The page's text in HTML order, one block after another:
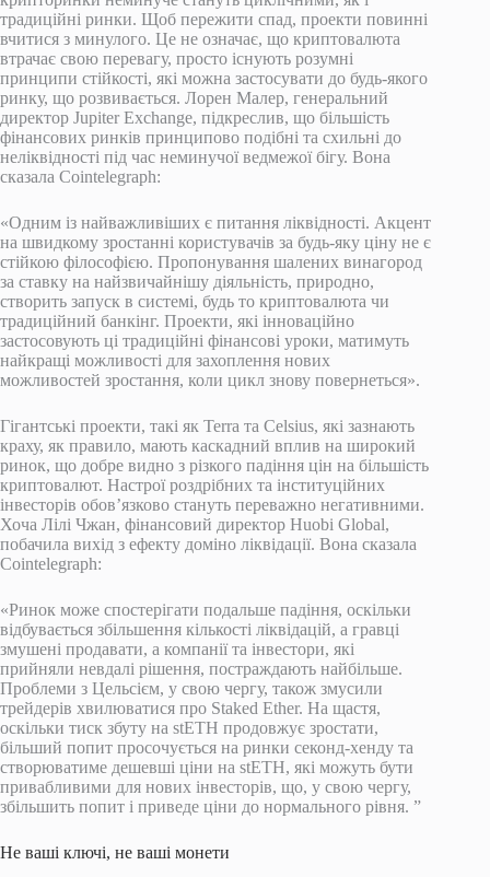
традиційні ринки. Щоб пережити спад, проекти повинні
вчитися з минулого. Це не означає, що криптовалюта
втрачає свою перевагу, просто існують розумні
принципи стійкості, які можна застосувати до будь-якого
ринку, що розвивається. Лорен Малер, генеральний
директор Jupiter Exchange, підкреслив, що більшість
фінансових ринків принципово подібні та схильні до
неліквідності під час неминучої ведмежої бігу. Вона
сказала Cointelegraph:
«Одним із найважливіших є питання ліквідності. Акцент
на швидкому зростанні користувачів за будь-яку ціну не є
стійкою філософією. Пропонування шалених винагород
за ставку на найзвичайнішу діяльність, природно,
створить запуск в системі, будь то криптовалюта чи
традиційний банкінг. Проекти, які інноваційно
застосовують ці традиційні фінансові уроки, матимуть
найкращі можливості для захоплення нових
можливостей зростання, коли цикл знову повернеться».
Гігантські проекти, такі як Terra та Celsius, які зазнають
краху, як правило, мають каскадний вплив на широкий
ринок, що добре видно з різкого падіння цін на більшість
криптовалют. Настрої роздрібних та інституційних
інвесторів обов’язково стануть переважно негативними.
Хоча Лілі Чжан, фінансовий директор Huobi Global,
побачила вихід з ефекту доміно ліквідації. Вона сказала
Cointelegraph:
«Ринок може спостерігати подальше падіння, оскільки
відбувається збільшення кількості ліквідацій, а гравці
змушені продавати, а компанії та інвестори, які
прийняли невдалі рішення, постраждають найбільше.
Проблеми з Цельсієм, у свою чергу, також змусили
трейдерів хвилюватися про Staked Ether. На щастя,
оскільки тиск збуту на stETH продовжує зростати,
більший попит просочується на ринки секонд-хенду та
створюватиме дешевші ціни на stETH, які можуть бути
привабливими для нових інвесторів, що, у свою чергу,
збільшить попит і приведе ціни до нормального рівня. ”
Не ваші ключі, не ваші монети